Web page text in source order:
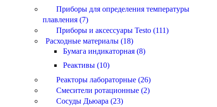
Приборы для определения температуры
плавления (7)
Приборы и аксессуары Testo (111)
Расходные материалы (18)
Бумага индикаторная (8)
Реактивы (10)
Реакторы лабораторные (26)
Смесители ротационные (2)
Сосуды Дьюара (23)